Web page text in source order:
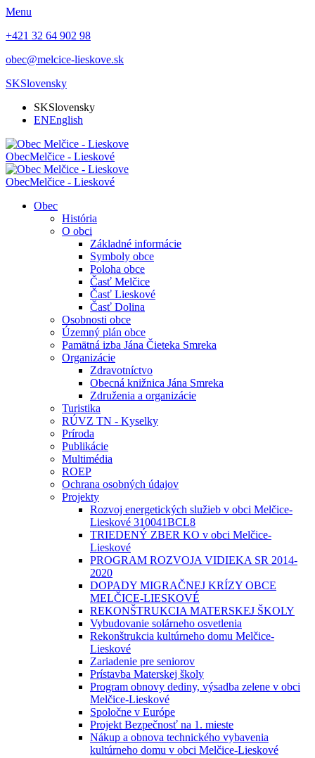
Menu
+421 32 64 902 98
obec@melcice-lieskove.sk
SKSlovensky
SKSlovensky
ENEnglish
ObecMelčice - Lieskové
ObecMelčice - Lieskové
Obec
História
O obci
Základné informácie
Symboly obce
Poloha obce
Časť Melčice
Časť Lieskové
Časť Dolina
Osobnosti obce
Územný plán obce
Pamätná izba Jána Čieteka Smreka
Organizácie
Zdravotníctvo
Obecná knižnica Jána Smreka
Združenia a organizácie
Turistika
RÚVZ TN - Kyselky
Príroda
Publikácie
Multimédia
ROEP
Ochrana osobných údajov
Projekty
Rozvoj energetických služieb v obci Melčice-
Lieskové 310041BCL8
TRIEDENÝ ZBER KO v obci Melčice-
Lieskové
PROGRAM ROZVOJA VIDIEKA SR 2014-
2020
DOPADY MIGRAČNEJ KRÍZY OBCE
MELČICE-LIESKOVÉ
REKONŠTRUKCIA MATERSKEJ ŠKOLY
Vybudovanie solárneho osvetlenia
Rekonštrukcia kultúrneho domu Melčice-
Lieskové
Zariadenie pre seniorov
Prístavba Materskej školy
Program obnovy dediny, výsadba zelene v obci
Melčice-Lieskové
Spoločne v Európe
Projekt Bezpečnosť na 1. mieste
Nákup a obnova technického vybavenia
kultúrneho domu v obci Melčice-Lieskové